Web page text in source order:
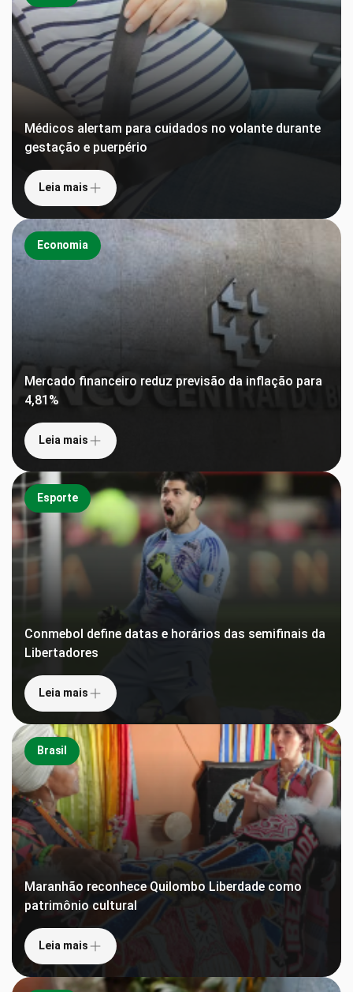
Médicos alertam para cuidados no volante durante
gestação e puerpério
Leia mais
Economia
Mercado financeiro reduz previsão da inflação para
4,81%
Leia mais
Esporte
Conmebol define datas e horários das semifinais da
Libertadores
Leia mais
Brasil
Maranhão reconhece Quilombo Liberdade como
patrimônio cultural
Leia mais